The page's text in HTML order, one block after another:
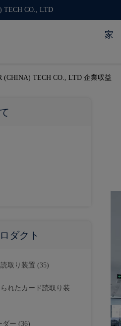
TECH CO., LTD
家
(CHINA) TECH CO., LTD 企業収益
ダクト
取り装置 (35)
れたカード読取り装
ダー (36)